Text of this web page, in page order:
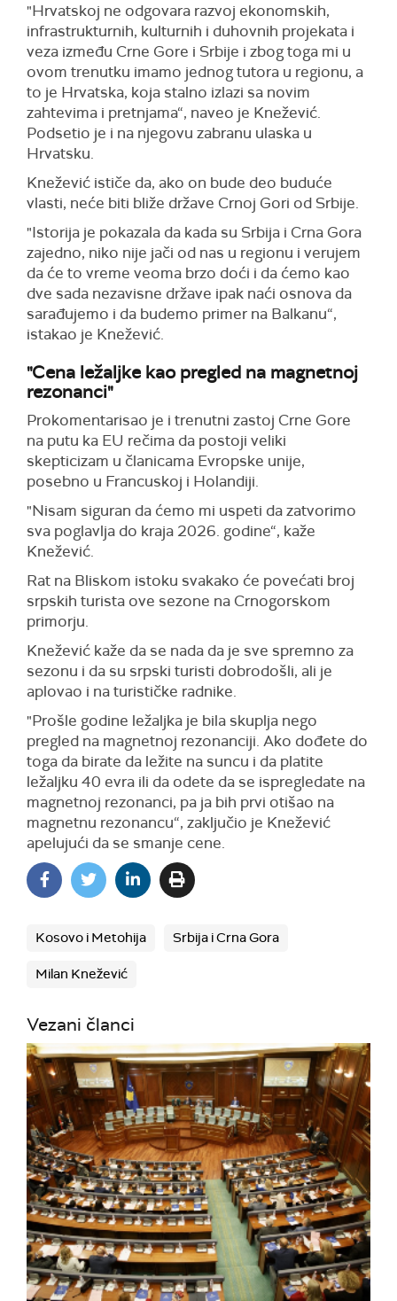
"Hrvatskoj ne odgovara razvoj ekonomskih,
infrastrukturnih, kulturnih i duhovnih projekata i
veza između Crne Gore i Srbije i zbog toga mi u
ovom trenutku imamo jednog tutora u regionu, a
to je Hrvatska, koja stalno izlazi sa novim
zahtevima i pretnjama“, naveo je Knežević.
Podsetio je i na njegovu zabranu ulaska u
Hrvatsku.
Knežević ističe da, ako on bude deo buduće
vlasti, neće biti bliže države Crnoj Gori od Srbije.
"Istorija je pokazala da kada su Srbija i Crna Gora
zajedno, niko nije jači od nas u regionu i verujem
da će to vreme veoma brzo doći i da ćemo kao
dve sada nezavisne države ipak naći osnova da
sarađujemo i da budemo primer na Balkanu“,
istakao je Knežević.
"Cena ležaljke kao pregled na magnetnoj
rezonanci"
Prokomentarisao je i trenutni zastoj Crne Gore
na putu ka EU rečima da postoji veliki
skepticizam u članicama Evropske unije,
posebno u Francuskoj i Holandiji.
"Nisam siguran da ćemo mi uspeti da zatvorimo
sva poglavlja do kraja 2026. godine“, kaže
Knežević.
Rat na Bliskom istoku svakako će povećati broj
srpskih turista ove sezone na Crnogorskom
primorju.
Knežević kaže da se nada da je sve spremno za
sezonu i da su srpski turisti dobrodošli, ali je
aplovao i na turističke radnike.
"Prošle godine ležaljka je bila skuplja nego
pregled na magnetnoj rezonanciji. Ako dođete do
toga da birate da ležite na suncu i da platite
ležaljku 40 evra ili da odete da se ispregledate na
magnetnoj rezonanci, pa ja bih prvi otišao na
magnetnu rezonancu“, zaključio je Knežević
apelujući da se smanje cene.
Kosovo i Metohija Srbija i Crna Gora
Milan Knežević
Vezani članci